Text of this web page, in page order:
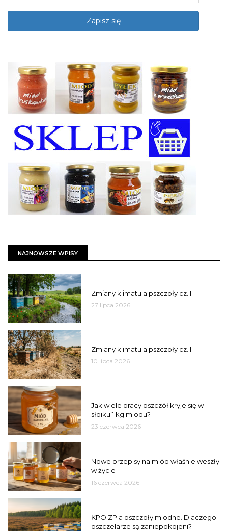
NAJNOWSZE WPISY
Zmiany klimatu a pszczoły cz. II
27 lipca 2026
Zmiany klimatu a pszczoły cz. I
10 lipca 2026
Jak wiele pracy pszczół kryje się w
słoiku 1 kg miodu?
23 czerwca 2026
Nowe przepisy na miód właśnie weszły
w życie
16 czerwca 2026
KPO ZP a pszczoły miodne. Dlaczego
pszczelarze są zaniepokojeni?